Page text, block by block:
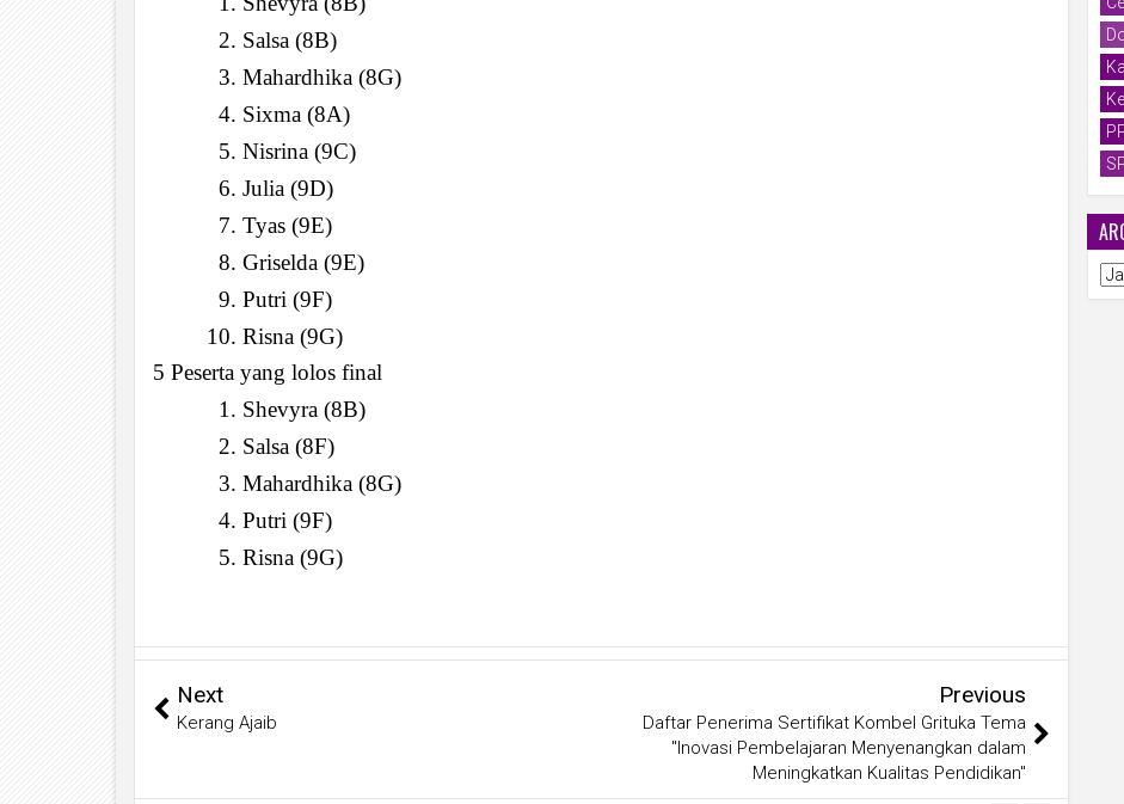
Salsa (8B)
Mahardhika (8G)
Sixma (8A)
Nisrina (9C)
Julia (9D)
Tyas (9E)
Griselda (9E)
Putri (9F)
Risna (9G)
5 Peserta yang lolos final
Shevyra (8B)
Salsa (8F)
Mahardhika (8G)
Putri (9F)
Risna (9G)
Next
Kerang Ajaib
Previous
Daftar Penerima Sertifikat Kombel Grituka Tema
"Inovasi Pembelajaran Menyenangkan dalam
Meningkatkan Kualitas Pendidikan"